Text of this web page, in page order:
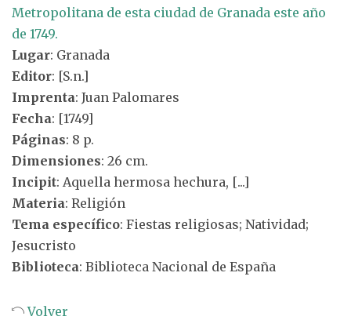
Metropolitana de esta ciudad de Granada este año
de 1749.
Lugar: Granada
Editor: [S.n.]
Imprenta: Juan Palomares
Fecha: [1749]
Páginas: 8 p.
Dimensiones: 26 cm.
Incipit: Aquella hermosa hechura, [...]
Materia: Religión
Tema específico: Fiestas religiosas; Natividad;
Jesucristo
Biblioteca: Biblioteca Nacional de España
Volver